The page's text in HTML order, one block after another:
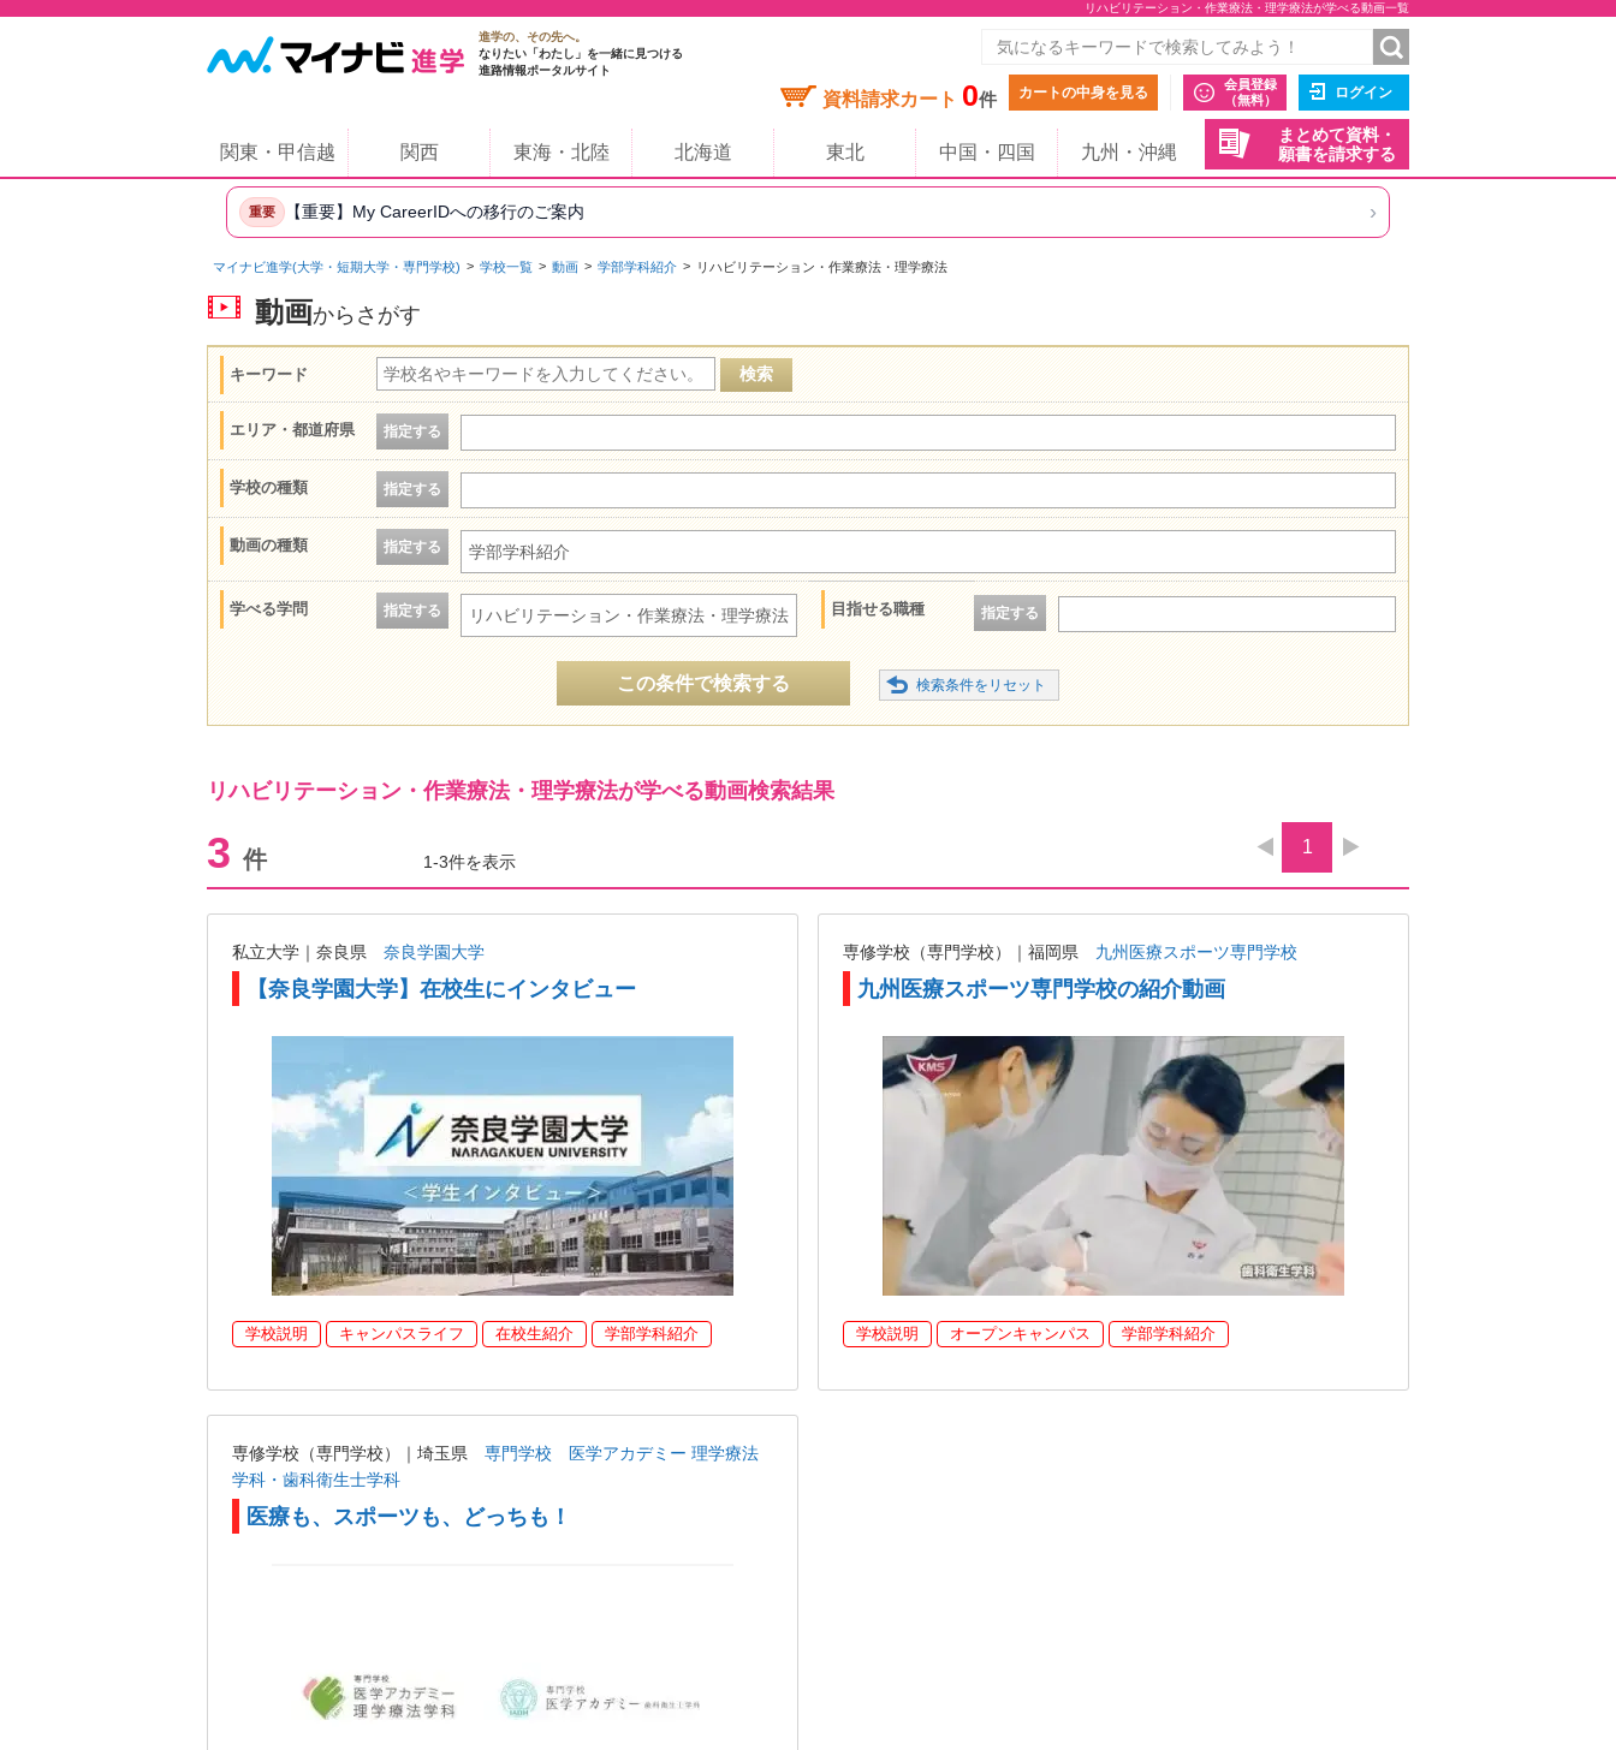
リハビリテーション・作業療法・理学療法が学べる動画一覧
進学の、その先へ。
なりたい「わたし」を一緒に見つける
進路情報ポータルサイト
資料請求カート 0件 カートの中身を見る
会員登録
（無料）
ログイン
まとめて資料・
願書を請求する
関東・甲信越 関西 東海・北陸 北海道 東北 中国・四国 九州・沖縄
重要 【重要】My CareerIDへの移行のご案内 ›
マイナビ進学(大学・短期大学・専門学校) 学校一覧 動画 学部学科紹介 リハビリテーション・作業療法・理学療法
動画からさがす
キーワード
エリア・都道府県 指定する
学校の種類 指定する
動画の種類 指定する 学部学科紹介
学べる学問 指定する リハビリテーション・作業療法・理学療法 目指せる職種 指定する
この条件で検索する
リハビリテーション・作業療法・理学療法が学べる動画検索結果
3 件 1-3件を表示
1
私立大学｜奈良県 奈良学園大学
【奈良学園大学】在校生にインタビュー
学校説明 キャンパスライフ 在校生紹介 学部学科紹介
専修学校（専門学校）｜福岡県 九州医療スポーツ専門学校
九州医療スポーツ専門学校の紹介動画
学校説明 オープンキャンパス 学部学科紹介
専修学校（専門学校）｜埼玉県
専門学校 医学アカデミー 理学療法
学科・歯科衛生士学科
医療も、スポーツも、どっちも！